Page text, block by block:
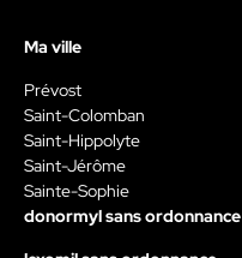
Ma ville
Prévost
Saint-Colomban
Saint-Hippolyte
Saint-Jérôme
Sainte-Sophie
donormyl sans ordonnance